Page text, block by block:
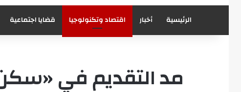
الرئيسية أخبار اقتصاد وتكنولوجيا قضايا اجتماعية
مد التقديم في